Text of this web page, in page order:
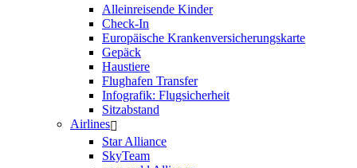
Alleinreisende Kinder
Check-In
Europäische Krankenversicherungskarte
Gepäck
Haustiere
Flughafen Transfer
Infografik: Flugsicherheit
Sitzabstand
Airlines
Star Alliance
SkyTeam